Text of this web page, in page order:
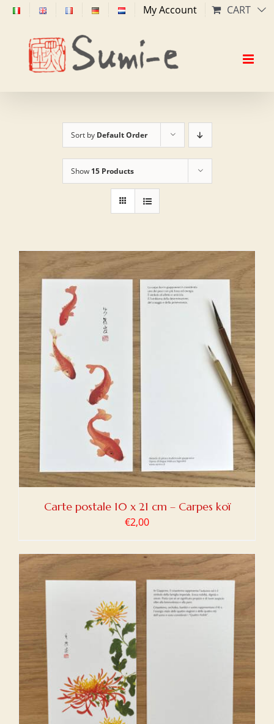
Skip
content
My Account CART
Sort by Default Order
Show 15 Products
Carte postale 10 x 21 cm – Carpes koï
€2,00